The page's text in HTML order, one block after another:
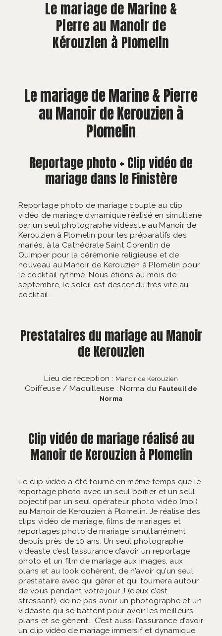
CONTACT
Le mariage de Marine &
Pierre au Manoir de
Kérouzien à Plomelin
Le mariage de Marine & Pierre
au Manoir de Kerouzien à
Plomelin
Reportage photo + Clip vidéo de
mariage dans le Finistère
Reportage photo de mariage couplé au clip
vidéo de mariage dynamique réalisé en simultané
par un seul photographe vidéaste au Manoir de
Kerouzien à Plomelin pour les préparatifs des
mariés, à la Cathédrale Saint Corentin de
Quimper pour la cérémonie religieuse et de
nouveau au Manoir de Kerouzien à Plomelin pour
le cocktail rythmé. Nous étions au mois de
septembre, le soleil est descendu très vite au
cocktail.
Prestataires du mariage au Manoir
de Kerouzien
Lieu de réception : Manoir de Kerouzien
Coiffeuse / Maquilleuse : Norma du Fauteuil de
Norma
Clip vidéo de mariage réalisé au
Manoir de Kerouzien à Plomelin
Le clip vidéo a été tourné en même temps que le
reportage photo avec un seul boîtier et un seul
objectif par un seul opérateur photo vidéo (moi)
au Manoir de Kerouzien à Plomelin. Je réalise des
clips vidéo de mariage, films de mariages et
reportages photo de mariage simultanément
depuis près de 10 ans. Un seul photographe
vidéaste c’est l’assurance d’avoir un reportage
photo et un film de mariage aux images, aux
plans et au look cohérent, de n’avoir qu’un seul
prestataire avec qui gérer et qui tournera autour
de vous pendant votre jour J (deux c’est
stressant), de ne pas avoir un photographe et un
vidéaste qui se battent pour avoir les meilleurs
plans et se gênent. C’est aussi l’assurance d’avoir
un clip vidéo de mariage immersif et dynamique.